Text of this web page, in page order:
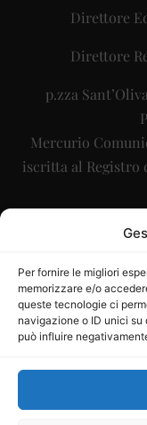
Per fornire le migliori
memorizzare e/o
queste tecnologie ci
navigazione o ID unici
può influire
Direttore
Direttore
p.zza
Mercurio
iscritta al Registro
Sito gestito da